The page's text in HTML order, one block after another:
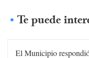
Te puede
El Municipio